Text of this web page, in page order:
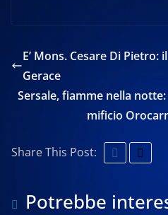
E’ Mons. Cesare Di
Gerace
Sersale, fiamme nella
mificio
Share This Post:
Potrebbe